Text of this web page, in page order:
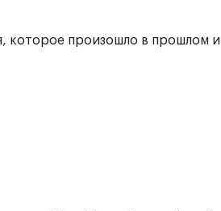
которое произошло в прошлом и